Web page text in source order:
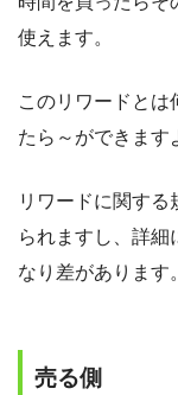
使えます。
このリワードとは
たら～ができます
リワードに関す
られますし、詳細
なり差があります。
売る側